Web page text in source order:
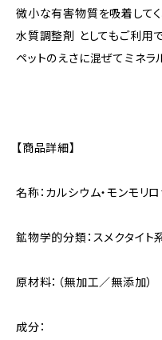
微小な有害物質を吸着して
水質調整剤 としてもご利用で
ペットのえさに混ぜてミネラ
【商品詳細】
名称：カルシウム・モンモリロ
鉱物学的分類：スメクタイト
原材料：（無加工／無添加）
成分：